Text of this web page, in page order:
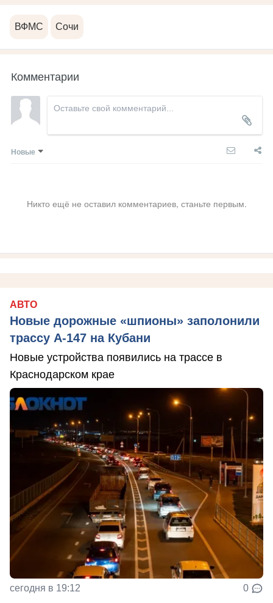
ВФМС Сочи
Комментарии
Новые
Никто ещё не оставил комментариев, станьте первым.
АВТО
Новые дорожные «шпионы» заполонили
трассу А-147 на Кубани
Новые устройства появились на трассе в
Краснодарском крае
сегодня в 19:12 0